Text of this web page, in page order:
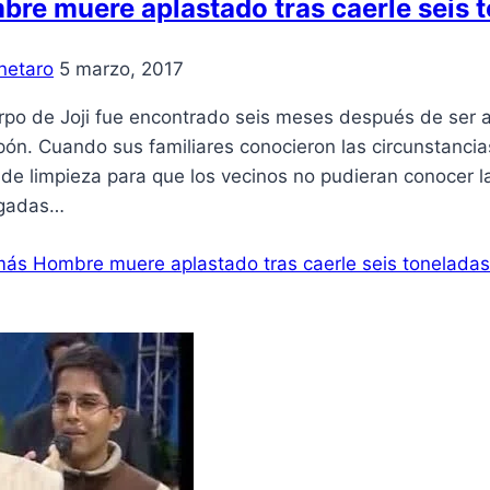
muere aplastado tras caerle seis
5 marzo, 2017
de Joji fue encontrado seis meses después de
Cuando sus familiares conocieron las
limpieza para que los vecinos no pudieran conocer
Hombre muere aplastado tras caerle seis